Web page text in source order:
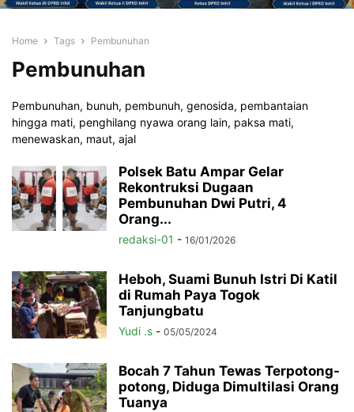
Home Tags Pembunuhan
Pembunuhan
Pembunuhan, bunuh, pembunuh, genosida, pembantaian
hingga mati, penghilang nyawa orang lain, paksa mati,
menewaskan, maut, ajal
Polsek Batu Ampar Gelar
Rekontruksi Dugaan
Pembunuhan Dwi Putri, 4
Orang...
redaksi-01 - 16/01/2026
Heboh, Suami Bunuh Istri Di Katil
di Rumah Paya Togok
Tanjungbatu
Yudi .s - 05/05/2024
Bocah 7 Tahun Tewas Terpotong-
potong, Diduga Dimultilasi Orang
Tuanya